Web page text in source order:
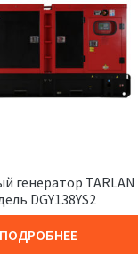
генератор TARLAN
DGY138YS2
ПОДРОБНЕЕ